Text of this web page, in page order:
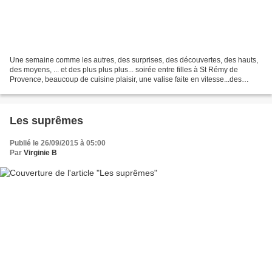
Une semaine comme les autres, des surprises, des découvertes, des hauts,
des moyens, ... et des plus plus plus... soirée entre filles à St Rémy de
Provence, beaucoup de cuisine plaisir, une valise faite en vitesse...des
Les suprêmes
Publié le 26/09/2015 à 05:00
Par Virginie B